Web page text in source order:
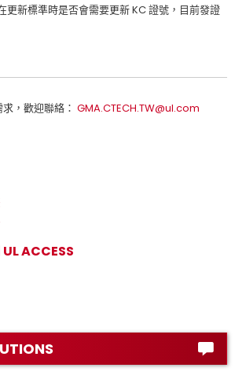
更新標準時是否會需要更新 KC 證號，目前發證
，歡迎聯絡： GMA.CTECH.TW@ul.com
ACCESS